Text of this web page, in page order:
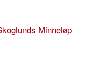
Minneløp